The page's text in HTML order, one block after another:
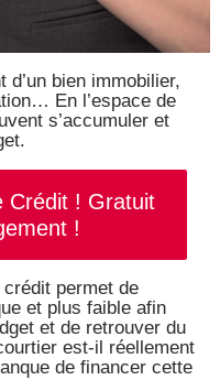
d’un bien immobilier,
En l’espace de
s’accumuler et
Crédit ! Gratuit
!
crédit permet de
et plus faible afin
et de retrouver du
est-il réellement
de financer cette